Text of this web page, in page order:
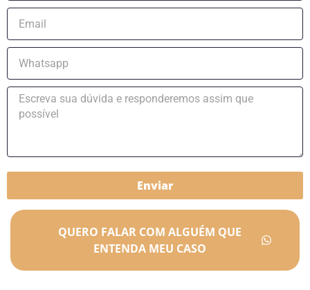
Enviar
QUERO FALAR COM ALGUÉM QUE
ENTENDA MEU CASO